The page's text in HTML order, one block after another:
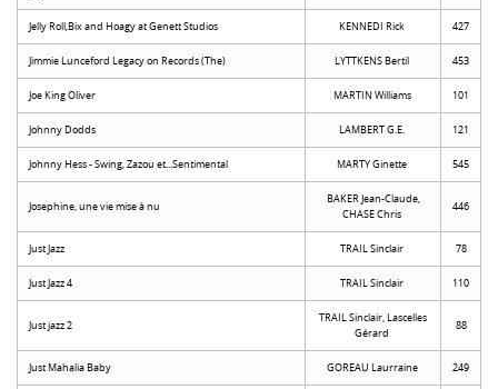
Jelly Roll,Bix and Hoagy at Genett Studios KENNEDI Rick 427
Jimmie Lunceford Legacy on Records (The) LYTTKENS Bertil 453
Joe King Oliver MARTIN Williams 101
Johnny Dodds LAMBERT G.E. 121
Johnny Hess - Swing, Zazou et...Sentimental MARTY Ginette 545
Josephine, une vie mise à nu
BAKER Jean-Claude,
CHASE Chris
446
Just Jazz TRAIL Sinclair 78
Just Jazz 4 TRAIL Sinclair 110
Just jazz 2
TRAIL Sinclair, Lascelles
Gérard
88
Just Mahalia Baby GOREAU Laurraine 249